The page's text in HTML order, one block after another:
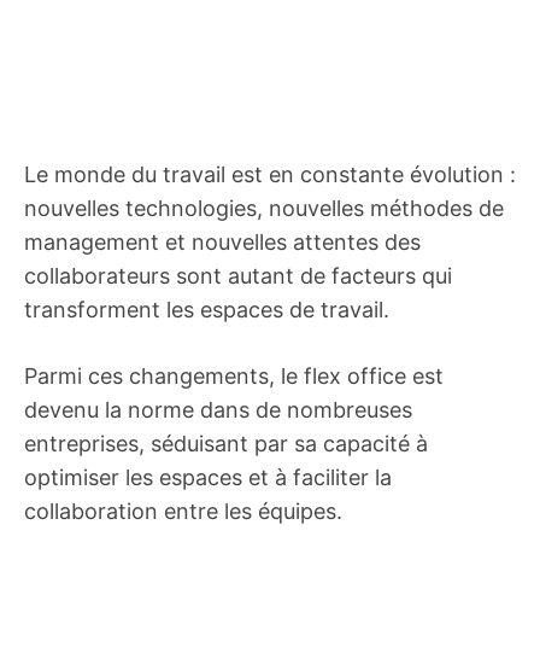
Le monde du travail est en constante évolution :
nouvelles technologies, nouvelles méthodes de
management et nouvelles attentes des
collaborateurs sont autant de facteurs qui
transforment les espaces de travail.
Parmi ces changements, le flex office est
devenu la norme dans de nombreuses
entreprises, séduisant par sa capacité à
optimiser les espaces et à faciliter la
collaboration entre les équipes.